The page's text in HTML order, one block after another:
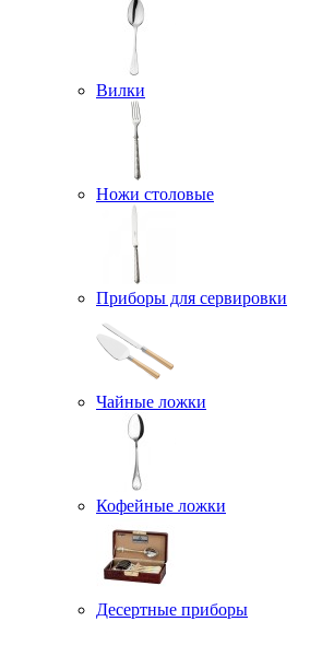
Вилки
Ножи столовые
Приборы для сервировки
Чайные ложки
Кофейные ложки
Десертные приборы